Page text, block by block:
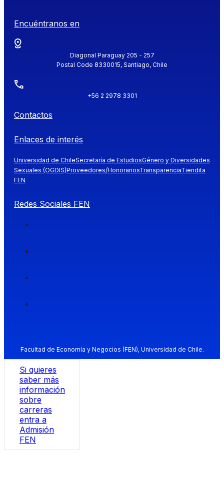
Encuéntranos en
Diagonal Paraguay 205 - 257
Postal Code 8330015, Santiago, Chile
+56 2 2978 3301
Contactos
Enlaces de interés
Universidad de ChileSecretaría de EstudiosGénero y Diversidades
Sexuales (OGDIS)Proveedores/HonorariosTransparenciaTiendita
FEN
Redes Sociales FEN
Facultad de Economía y Negocios (FEN), Universidad de Chile.
Si quieres
saber más
información
sobre
carreras
entra a
Admisión
FEN